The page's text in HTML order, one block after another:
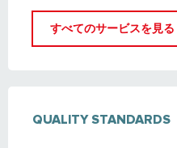
すべてのサービスを見る
QUALITY STANDARDS
QUALITY STANDARDS